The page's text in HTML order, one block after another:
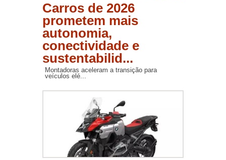
Carros de 2026
prometem mais
autonomia,
conectividade e
sustentabilid...
Montadoras aceleram a transição para
veículos elé...